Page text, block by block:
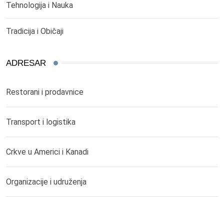
Tehnologija i Nauka
Tradicija i Običaji
ADRESAR
Restorani i prodavnice
Transport i logistika
Crkve u Americi i Kanadi
Organizacije i udruženja